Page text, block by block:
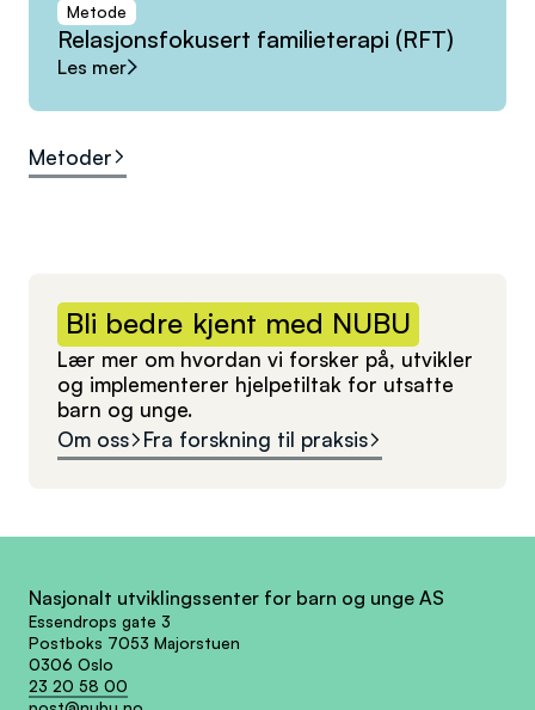
Metode
Relasjonsfokusert familieterapi (RFT)
Les mer
Metoder
Bli bedre kjent med NUBU
Lær mer om hvordan vi forsker på, utvikler
og implementerer hjelpetiltak for utsatte
barn og unge.
Om oss
Fra forskning til praksis
Nasjonalt utviklingssenter for barn og unge AS
Essendrops gate 3
Postboks 7053 Majorstuen
0306 Oslo
23 20 58 00